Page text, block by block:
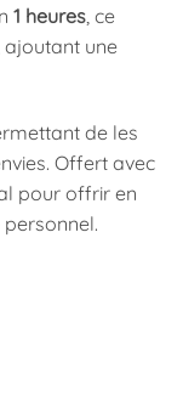
1 heures, ce
une
de les
Offert avec
pour offrir en